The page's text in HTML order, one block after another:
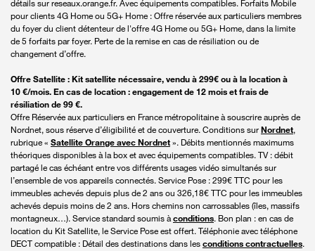
détails sur reseaux.orange.fr. Avec équipements compatibles. Forfaits Mobile
pour clients 4G Home ou 5G+ Home : Offre réservée aux particuliers membres
du foyer du client détenteur de l'offre 4G Home ou 5G+ Home, dans la limite
de 5 forfaits par foyer. Perte de la remise en cas de résiliation ou de
changement d’offre.
Offre Satellite : Kit satellite nécessaire, vendu à 299€ ou à la location à
10 €/mois. En cas de location : engagement de 12 mois et frais de
résiliation de 99 €.
Offre Réservée aux particuliers en France métropolitaine à souscrire auprès de
Nordnet, sous réserve d’éligibilité et de couverture. Conditions sur Nordnet,
rubrique « Satellite Orange avec Nordnet ». Débits mentionnés maximums
théoriques disponibles à la box et avec équipements compatibles. TV : débit
partagé le cas échéant entre vos différents usages vidéo simultanés sur
l’ensemble de vos appareils connectés. Service Pose : 299€ TTC pour les
immeubles achevés depuis plus de 2 ans ou 326,18€ TTC pour les immeubles
achevés depuis moins de 2 ans. Hors chemins non carrossables (îles, massifs
montagneux…). Service standard soumis àconditions. Bon plan : en cas de
location du Kit Satellite, le Service Pose est offert. Téléphonie avec téléphone
DECT compatible : Détail des destinations dans les conditions contractuelles.